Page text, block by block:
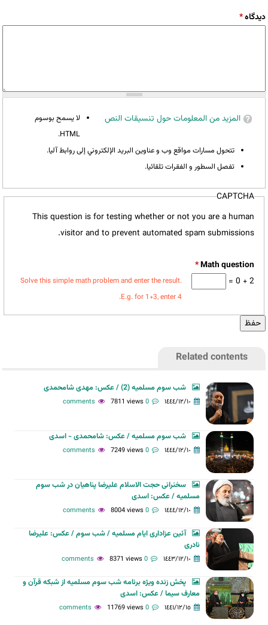
‏دیدگاه ‏*
المزيد من المعلومات حول تنسيقات النص
لا يسمح بوسوم
HTML.
تتحول مسارات مواقع وب و عناوين البريد الإلكتروني إلى روابط آليا.
تفصل السطور و الفقرات تلقائيا.
CAPTCHA
This question is for testing whether or not you are a human
visitor and to prevent automated spam submissions.
*
2 + 0 =
Solve this simple math problem and enter the result.
E.g. for 1+3, enter 4.
Related contents
شب سوم مسلمیه (2) / عکس: مهدی شامحمدی
١٤٤٤/١٢/١٠ 0 comments
7811 views
شب سوم مسلمیه / عکس: شامحمدی - اسدی
١٤٤٤/١٢/١٠ 0 comments
7249 views
سخنرانی حجت الاسلام علیرضا پناهیان در شب سوم
مسلمیه / عکس: اسدی
١٤٤٤/١٢/١٠ 0 comments
8004 views
آئین عزاداری ایام مسلمیه / شب سوم / عکس: علیرضا
نادری
١٤٤٣/١٢/١٠ 0 comments
8371 views
پخش زنده ویژه برنامه شب سوم مسلمیه از شبکه قرآن و
معارف سیما / عکس: اسدی
١٤٤١/١٢/١٥ 0 comments
11769 views